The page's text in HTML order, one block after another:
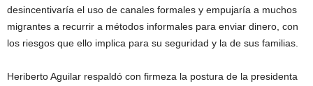
desincentivaría el uso de canales formales y empujaría a muchos
migrantes a recurrir a métodos informales para enviar dinero, con
los riesgos que ello implica para su seguridad y la de sus familias.
Heriberto Aguilar respaldó con firmeza la postura de la presidenta